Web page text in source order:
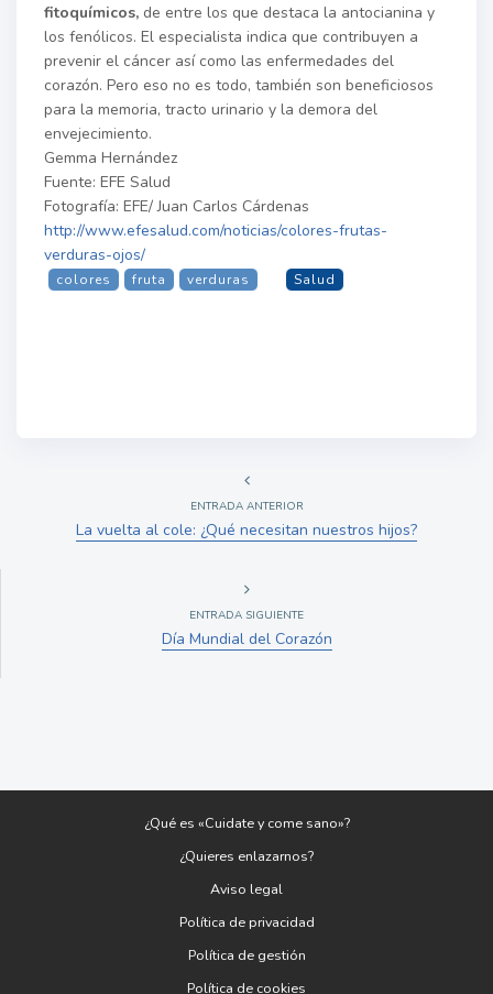
fitoquímicos, de entre los que destaca la antocianina y
los fenólicos. El especialista indica que contribuyen a
prevenir el cáncer así como las enfermedades del
corazón. Pero eso no es todo, también son beneficiosos
para la memoria, tracto urinario y la demora del
envejecimiento.
Gemma Hernández
Fuente: EFE Salud
Fotografía: EFE/ Juan Carlos Cárdenas
http://www.efesalud.com/noticias/colores-frutas-
verduras-ojos/
colores fruta verduras Salud
ENTRADA ANTERIOR
La vuelta al cole: ¿Qué necesitan nuestros hijos?
ENTRADA SIGUIENTE
Día Mundial del Corazón
¿Qué es «Cuidate y come sano»?
¿Quieres enlazarnos?
Aviso legal
Política de privacidad
Política de gestión
Política de cookies